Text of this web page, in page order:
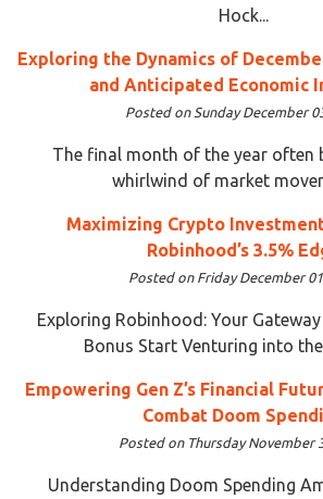
Hock...
Exploring the Dynamics of
and Anticipated Economic
Posted on Sunday December
The final month of the year often
whirlwind of market
Maximizing Crypto
Robinhood’s 3.5%
Posted on Friday December
Exploring Robinhood: Your
Bonus Start Venturing into
Empowering Gen Z’s Financial
Combat Doom
Posted on Thursday November
Understanding Doom Spending